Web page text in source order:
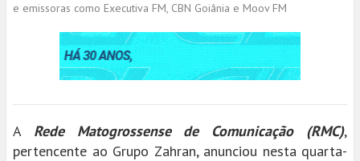
e emissoras como Executiva FM, CBN Goiânia e Moov FM
A Rede Matogrossense de Comunicação (RMC),
pertencente ao Grupo Zahran, anunciou nesta quarta-